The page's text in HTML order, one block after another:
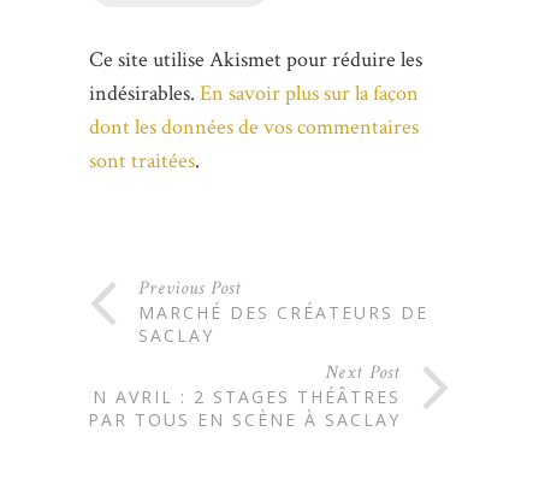
Ce site utilise Akismet pour réduire les
indésirables. En savoir plus sur la façon
dont les données de vos commentaires
sont traitées.
Previous Post
MARCHÉ DES CRÉATEURS DE
SACLAY
Next Post
EN AVRIL : 2 STAGES THÉÂTRES
PAR TOUS EN SCÈNE À SACLAY